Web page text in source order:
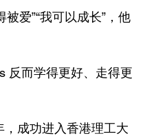
爱”“我可以成长”，他
反而学得更好、走得更
，成功进入香港理工大